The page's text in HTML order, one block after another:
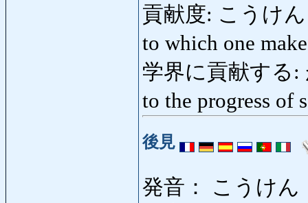
貢献度: こうけん
to which one
学界に貢献する:
to the progress of
後見
発音： こうけん